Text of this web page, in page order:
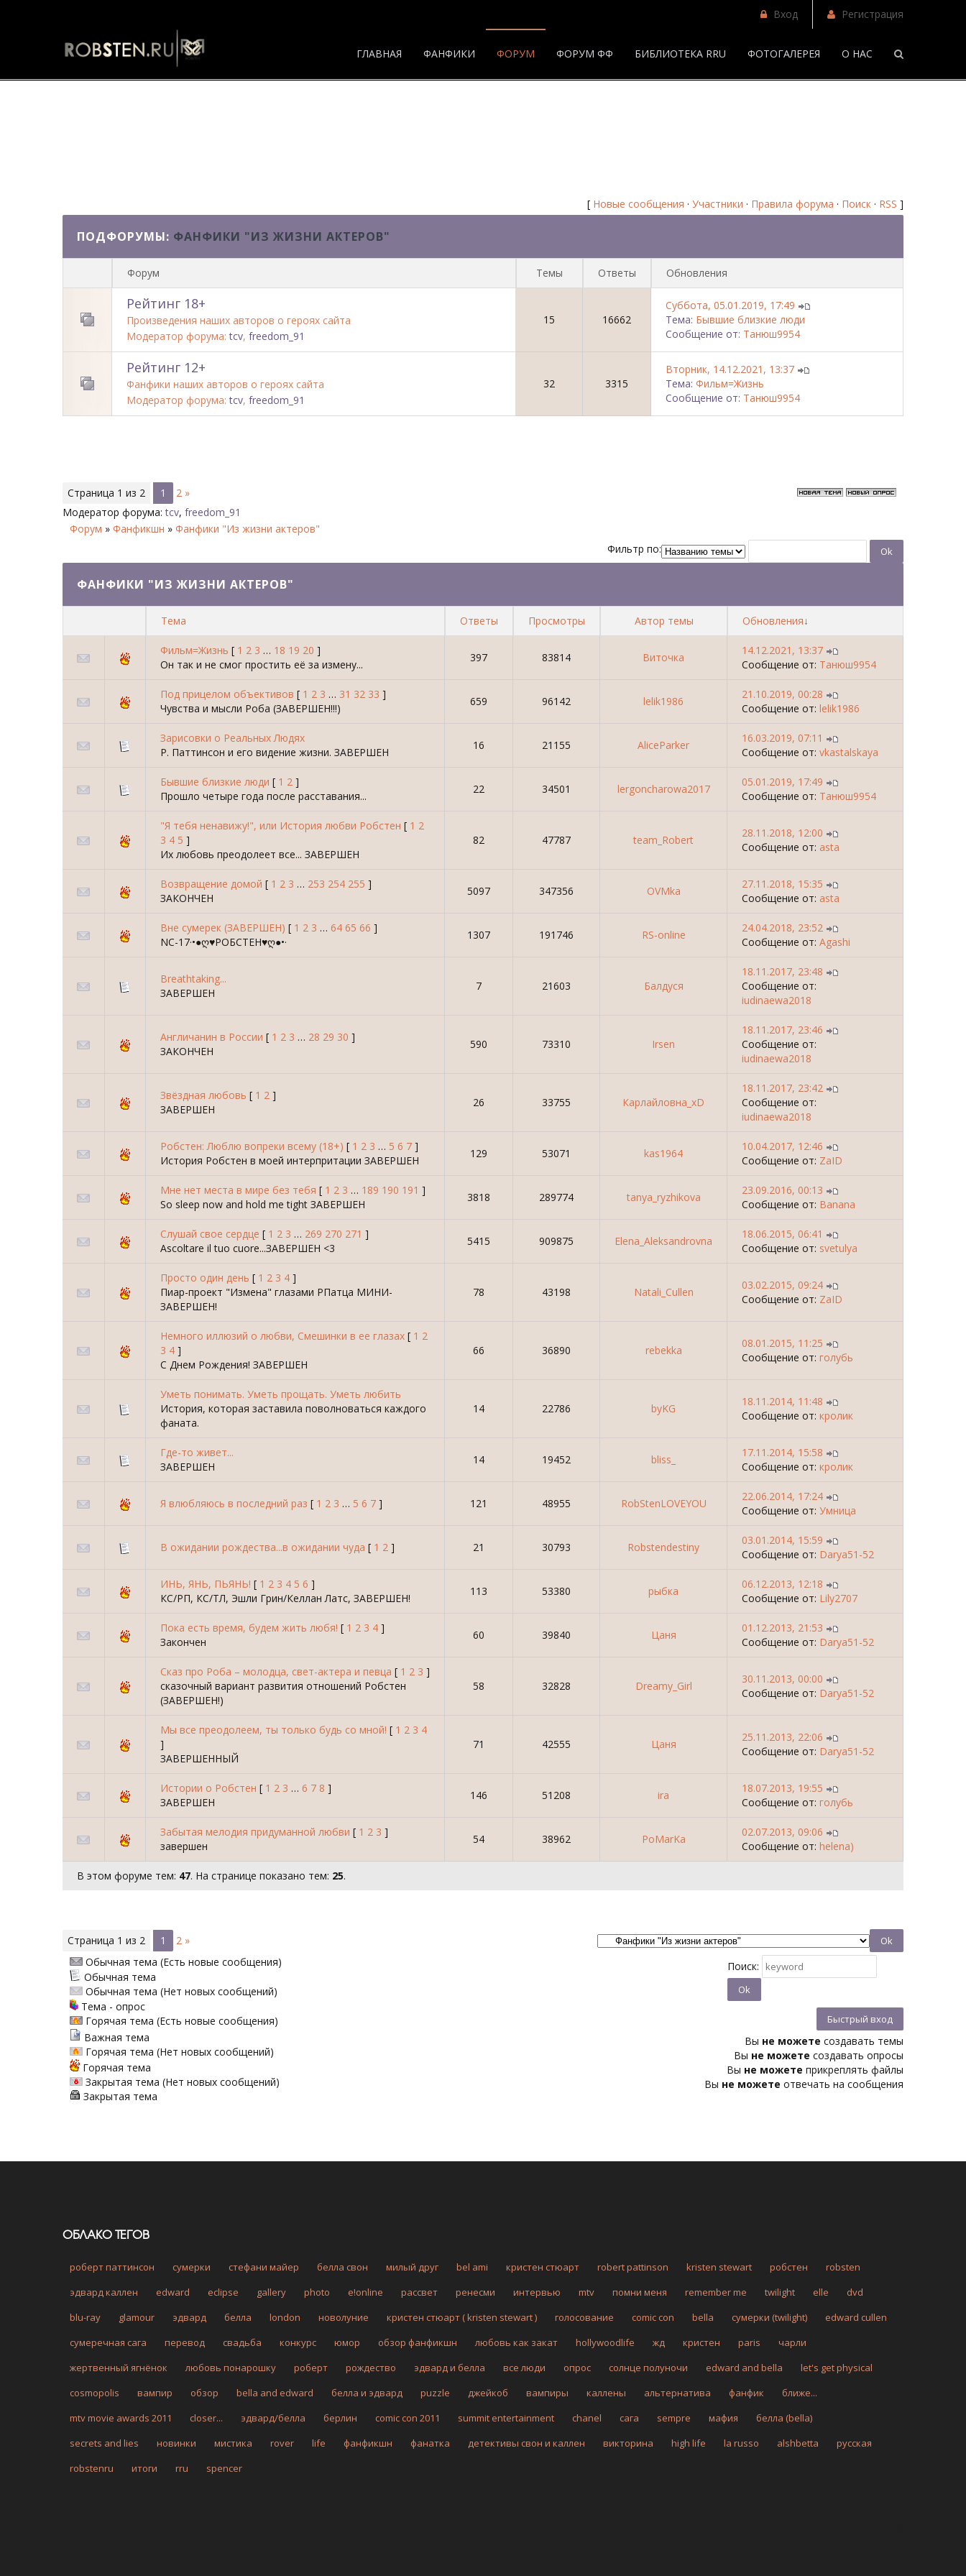
Вход Регистрация
ГЛАВНАЯ ФАНФИКИ ФОРУМ ФОРУМ ФФ БИБЛИОТЕКА RRU ФОТОГАЛЕРЕЯ О НАС
[ Новые сообщения · Участники · Правила форума · Поиск · RSS ]
ПОДФОРУМЫ: ФАНФИКИ "ИЗ ЖИЗНИ АКТЕРОВ"
Форум Темы Ответы Обновления
Рейтинг 18+
Произведения наших авторов о героях сайта
Модератор форума:tcv, freedom_91
15 16662
Суббота, 05.01.2019, 17:49
Тема: Бывшие близкие люди
Сообщение от: Танюш9954
Рейтинг 12+
Фанфики наших авторов о героях сайта
Модератор форума:tcv, freedom_91
32 3315
Вторник, 14.12.2021, 13:37
Тема: Фильм=Жизнь
Сообщение от: Танюш9954
Страница 1 из 2 1 2 »
Модератор форума:tcv, freedom_91
Форум » Фанфикшн » Фанфики "Из жизни актеров"
Фильтр по:
ФАНФИКИ "ИЗ ЖИЗНИ АКТЕРОВ"
Тема Ответы Просмотры Автор темы Обновления↓
Фильм=Жизнь [ 1 2 3 … 18 19 20 ]
Он так и не смог простить её за измену...
397 83814 Виточка
14.12.2021, 13:37
Сообщение от: Танюш9954
Под прицелом объективов [ 1 2 3 … 31 32 33 ]
Чувства и мысли Роба (ЗАВЕРШЕН!!!)
659 96142 lelik1986
21.10.2019, 00:28
Сообщение от: lelik1986
Зарисовки о Реальных Людях
Р. Паттинсон и его видение жизни. ЗАВЕРШЕН
16 21155 AliceParker
16.03.2019, 07:11
Сообщение от: vkastalskaya
Бывшие близкие люди [ 1 2 ]
Прошло четыре года после расставания...
22 34501 lergoncharowa2017
05.01.2019, 17:49
Сообщение от: Танюш9954
"Я тебя ненавижу!", или История любви Робстен [ 1 2
3 4 5 ]
Их любовь преодолеет все... ЗАВЕРШЕН
82 47787 team_Robert
28.11.2018, 12:00
Сообщение от: asta
Возвращение домой [ 1 2 3 … 253 254 255 ]
ЗАКОНЧЕН
5097 347356 OVMka
27.11.2018, 15:35
Сообщение от: asta
Вне сумерек (ЗАВЕРШЕН) [ 1 2 3 … 64 65 66 ]
NC-17·•●ღ♥РОБСТЕН♥ღ●•·
1307 191746 RS-online
24.04.2018, 23:52
Сообщение от: Agashi
Breathtaking...
ЗАВЕРШЕН
7 21603 Балдуся
18.11.2017, 23:48
Сообщение от:
iudinaewa2018
Англичанин в России [ 1 2 3 … 28 29 30 ]
ЗАКОНЧЕН
590 73310 Irsen
18.11.2017, 23:46
Сообщение от:
iudinaewa2018
Звёздная любовь [ 1 2 ]
ЗАВЕРШЕН
26 33755 Карлайловна_хD
18.11.2017, 23:42
Сообщение от:
iudinaewa2018
Робстен: Люблю вопреки всему (18+) [ 1 2 3 … 5 6 7 ]
История Робстен в моей интерпритации ЗАВЕРШЕН
129 53071 kas1964
10.04.2017, 12:46
Сообщение от: ZaID
Мне нет места в мире без тебя [ 1 2 3 … 189 190 191 ]
So sleep now and hold me tight ЗАВЕРШЕН
3818 289774 tanya_ryzhikova
23.09.2016, 00:13
Сообщение от: Banana
Слушай свое сердце [ 1 2 3 … 269 270 271 ]
Ascoltare il tuo cuore...ЗАВЕРШЕН <3
5415 909875 Elena_Aleksandrovna
18.06.2015, 06:41
Сообщение от: svetulya
Просто один день [ 1 2 3 4 ]
Пиар-проект "Измена" глазами РПатца МИНИ-
ЗАВЕРШЕН!
78 43198 Natali_Cullen
03.02.2015, 09:24
Сообщение от: ZaID
Немного иллюзий о любви, Смешинки в ее глазах [ 1 2
3 4 ]
С Днем Рождения! ЗАВЕРШЕН
66 36890 rebekka
08.01.2015, 11:25
Сообщение от: голубь
Уметь понимать. Уметь прощать. Уметь любить
История, которая заставила поволноваться каждого
фаната.
14 22786 byKG
18.11.2014, 11:48
Сообщение от: кролик
Где-то живет...
ЗАВЕРШЕН
14 19452 bliss_
17.11.2014, 15:58
Сообщение от: кролик
Я влюбляюсь в последний раз [ 1 2 3 … 5 6 7 ] 121 48955 RobStenLOVEYOU
22.06.2014, 17:24
Сообщение от: Умница
В ожидании рождества...в ожидании чуда [ 1 2 ] 21 30793 Robstendestiny
03.01.2014, 15:59
Сообщение от: Darya51-52
ИНЬ, ЯНЬ, ПЬЯНЬ! [ 1 2 3 4 5 6 ]
КС/РП, КС/ТЛ, Эшли Грин/Келлан Латс, ЗАВЕРШЕН!
113 53380 рыбка
06.12.2013, 12:18
Сообщение от: Lily2707
Пока есть время, будем жить любя! [ 1 2 3 4 ]
Закончен
60 39840 Цаня
01.12.2013, 21:53
Сообщение от: Darya51-52
Сказ про Роба – молодца, свет-актера и певца [ 1 2 3 ]
сказочный вариант развития отношений Робстен
(ЗАВЕРШЕН!)
58 32828 Dreamy_Girl
30.11.2013, 00:00
Сообщение от: Darya51-52
Мы все преодолеем, ты только будь со мной! [ 1 2 3 4
]
ЗАВЕРШЕННЫЙ
71 42555 Цаня
25.11.2013, 22:06
Сообщение от: Darya51-52
Истории о Робстен [ 1 2 3 … 6 7 8 ]
ЗАВЕРШЕН
146 51208 ira
18.07.2013, 19:55
Сообщение от: голубь
Забытая мелодия придуманной любви [ 1 2 3 ]
завершен
54 38962 PoMarKa
02.07.2013, 09:06
Сообщение от: helena)
В этом форуме тем: 47. На странице показано тем: 25.
Страница 1 из 2 1 2 »
Обычная тема (Есть новые сообщения)
Обычная тема
Обычная тема (Нет новых сообщений)
Тема - опрос
Горячая тема (Есть новые сообщения)
Важная тема
Горячая тема (Нет новых сообщений)
Горячая тема
Закрытая тема (Нет новых сообщений)
Закрытая тема
Поиск:
Вы не можете создавать темы
Вы не можете создавать опросы
Вы не можете прикреплять файлы
Вы не можете отвечать на сообщения
ОБЛАКО ТЕГОВ
роберт паттинсон сумерки стефани майер белла свон милый друг bel ami кристен стюарт robert pattinson kristen stewart робстен
robsten
эдвард каллен
edward eclipse gallery photo e!online рассвет ренесми интервью mtv помни меня remember me twilight elle
dvd
blu-ray
glamour эдвард белла london новолуние кристен стюарт ( kristen stewart ) голосование comic con bella сумерки (twilight)
edward cullen
сумеречная сага
перевод свадьба конкурс юмор обзор фанфикшн любовь как закат hollywoodlife жд кристен paris
чарли
жертвенный ягнёнок
любовь понарошку роберт рождество эдвард и белла все люди опрос солнце полуночи edward and bella
let's get physical
cosmopolis
вампир обзор bella and edward белла и эдвард puzzle джейкоб вампиры каллены альтернатива фанфик
ближе...
mtv movie awards 2011
closer... эдвард/белла берлин comic con 2011 summit entertainment chanel сага sempre мафия
белла (bella)
secrets and lies
новинки мистика rover life фанфикшн фанатка детективы свон и каллен викторина high life la russo alshbetta
русская
robstenru
итоги rru spencer